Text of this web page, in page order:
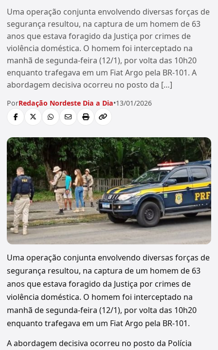
Uma operação conjunta envolvendo diversas forças de
segurança resultou, na captura de um homem de 63
anos que estava foragido da Justiça por crimes de
violência doméstica. O homem foi interceptado na
manhã de segunda-feira (12/1), por volta das 10h20
enquanto trafegava em um Fiat Argo pela BR-101. A
abordagem decisiva ocorreu no posto da […]
PorRedação Nordeste Dia a Dia•13/01/2026
Uma operação conjunta envolvendo diversas forças de
segurança resultou, na captura de um homem de 63
anos que estava foragido da Justiça por crimes de
violência doméstica. O homem foi interceptado na
manhã de segunda-feira (12/1), por volta das 10h20
enquanto trafegava em um Fiat Argo pela BR-101.
A abordagem decisiva ocorreu no posto da Polícia